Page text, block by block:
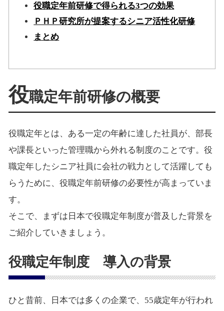
役職定年前研修で得られる3つの効果
ＰＨＰ研究所が提案するシニア活性化研修
まとめ
役職定年前研修の概要
役職定年とは、ある一定の年齢に達した社員が、部長
や課長といった管理職から外れる制度のことです。役
職定年したシニア社員に会社の戦力として活躍しても
らうために、役職定年前研修の必要性が高まっていま
す。
そこで、まずは日本で役職定年制度が普及した背景を
ご紹介していきましょう。
役職定年制度 導入の背景
ひと昔前、日本では多くの企業で、55歳定年が行われ